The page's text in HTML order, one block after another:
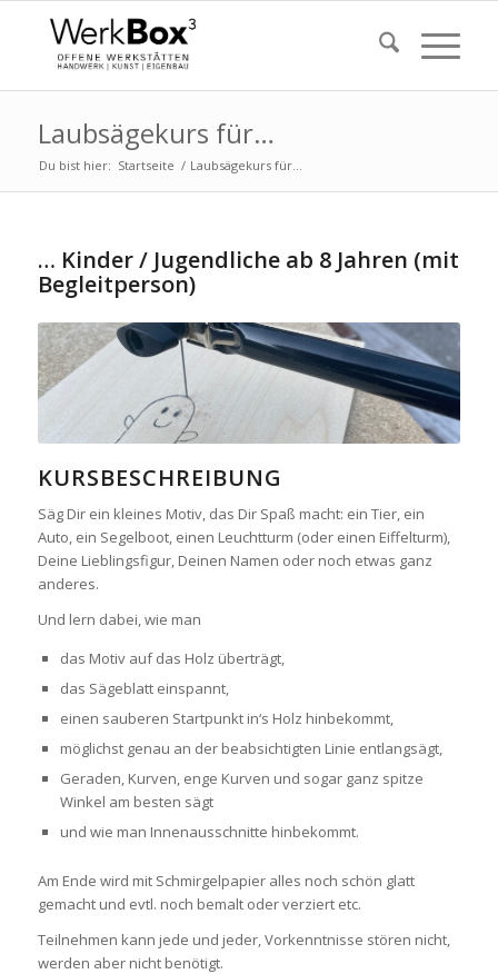
Laubsägekurs für…
Du bist hier: Startseite / Laubsägekurs für…
… Kinder / Jugendliche ab 8 Jahren (mit
Begleitperson)
KURSBESCHREIBUNG
Säg Dir ein kleines Motiv, das Dir Spaß macht: ein Tier, ein
Auto, ein Segelboot, einen Leuchtturm (oder einen Eiffelturm),
Deine Lieblingsfigur, Deinen Namen oder noch etwas ganz
anderes.
Und lern dabei, wie man
das Motiv auf das Holz überträgt,
das Sägeblatt einspannt,
einen sauberen Startpunkt in‘s Holz hinbekommt,
möglichst genau an der beabsichtigten Linie entlangsägt,
Geraden, Kurven, enge Kurven und sogar ganz spitze
Winkel am besten sägt
und wie man Innenausschnitte hinbekommt.
Am Ende wird mit Schmirgelpapier alles noch schön glatt
gemacht und evtl. noch bemalt oder verziert etc.
Teilnehmen kann jede und jeder, Vorkenntnisse stören nicht,
werden aber nicht benötigt.